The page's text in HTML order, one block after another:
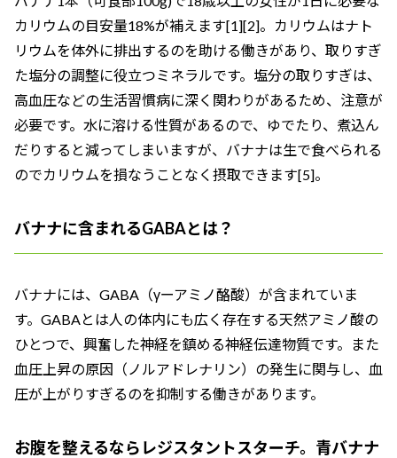
カリウムの目安量18%が補えます[1][2]。カリウムはナト
リウムを体外に排出するのを助ける働きがあり、取りすぎ
た塩分の調整に役立つミネラルです。塩分の取りすぎは、
高血圧などの生活習慣病に深く関わりがあるため、注意が
必要です。水に溶ける性質があるので、ゆでたり、煮込ん
だりすると減ってしまいますが、バナナは生で食べられる
のでカリウムを損なうことなく摂取できます[5]。
バナナに含まれるGABAとは？
バナナには、GABA（γーアミノ酪酸）が含まれていま
す。GABAとは人の体内にも広く存在する天然アミノ酸の
ひとつで、興奮した神経を鎮める神経伝達物質です。また
血圧上昇の原因（ノルアドレナリン）の発生に関与し、血
圧が上がりすぎるのを抑制する働きがあります。
お腹を整えるならレジスタントスターチ。青バナナ